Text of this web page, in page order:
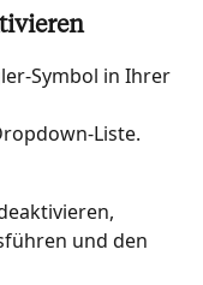
Symbol in Ihrer
Liste.
und den